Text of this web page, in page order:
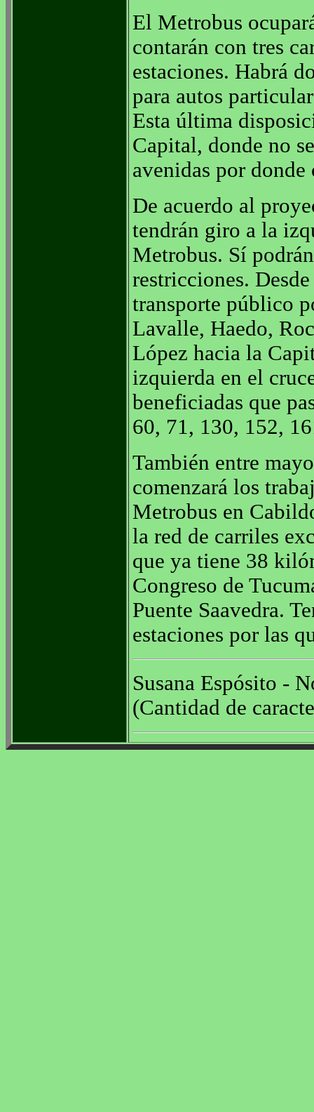
El Metrobus
contarán con tres
estaciones. Habrá
para autos
Esta última
Capital, donde no
avenidas por
De acuerdo al
tendrán giro a la
Metrobus. Sí
restricciones.
transporte público
Lavalle, Haedo,
López hacia la
izquierda en el
beneficiadas que
60, 71, 130, 152,
También entre
comenzará los
Metrobus en
la red de carriles
que ya tiene 38
Congreso de
Puente Saavedra.
estaciones por las
Susana Espósito -
(Cantidad de